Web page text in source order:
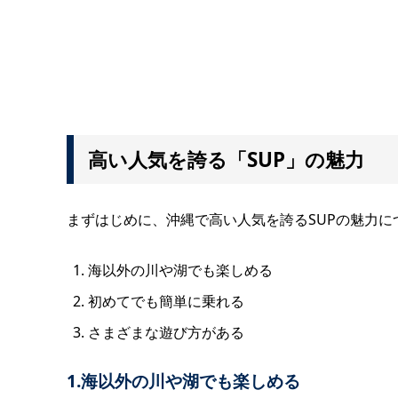
高い人気を誇る「SUP」の魅力
まずはじめに、沖縄で高い人気を誇るSUPの魅力に
海以外の川や湖でも楽しめる
初めてでも簡単に乗れる
さまざまな遊び方がある
1.海以外の川や湖でも楽しめる